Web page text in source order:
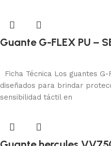
Guante G-FLEX PU –
Ficha Técnica Los guantes G-
diseñados para brindar
sensibilidad táctil en